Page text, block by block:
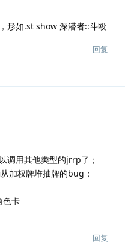
形如.st show 深潜者::斗殴
回复
调用其他类型的jrrp了；
加权牌堆抽牌的bug；
色卡
回复